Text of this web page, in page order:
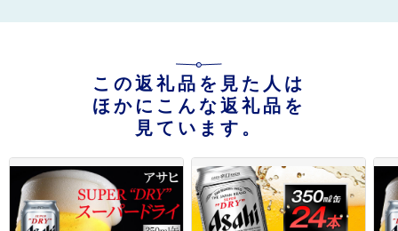
この返礼品を見た人は
ほかにこんな返礼品を
見ています。